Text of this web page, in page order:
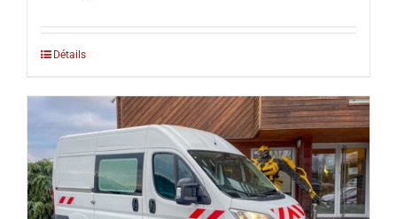
Détails